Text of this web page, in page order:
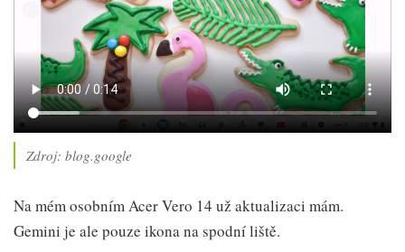
Zdroj: blog.google
Na mém osobním Acer Vero 14 už aktualizaci mám.
Gemini je ale pouze ikona na spodní liště.